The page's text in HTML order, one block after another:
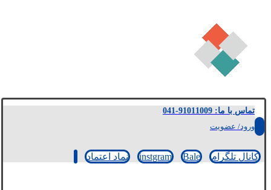
تماس با ما: 91011009-041
ورود/ عضویت
کانال تلگرام instgram Bale نماد اعتماد